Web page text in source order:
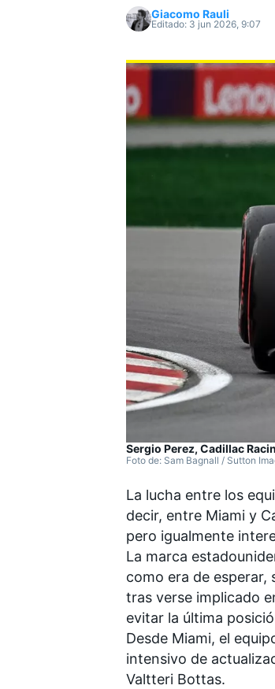
FÓRMULA E
Giacomo Rauli
Editado: 3 jun 2026, 9:07
Sergio Perez, Cadillac
Foto de: Sam Bagnall / Sutton
La lucha entre los
decir, entre Miami y
pero igualmente
La marca
como era de
tras verse implicado
evitar la última
Desde Miami, el
intensivo de
Valtteri Bottas.